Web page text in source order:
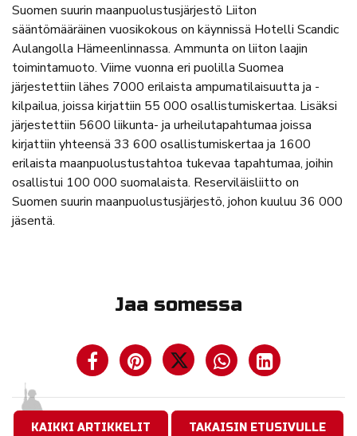
Suomen suurin maanpuolustusjärjestö Liiton
sääntömääräinen vuosikokous on käynnissä Hotelli Scandic
Aulangolla Hämeenlinnassa. Ammunta on liiton laajin
toimintamuoto. Viime vuonna eri puolilla Suomea
järjestettiin lähes 7000 erilaista ampumatilaisuutta ja -
kilpailua, joissa kirjattiin 55 000 osallistumiskertaa. Lisäksi
järjestettiin 5600 liikunta- ja urheilutapahtumaa joissa
kirjattiin yhteensä 33 600 osallistumiskertaa ja 1600
erilaista maanpuolustustahtoa tukevaa tapahtumaa, joihin
osallistui 100 000 suomalaista. Reserviläisliitto on
Suomen suurin maanpuolustusjärjestö, johon kuuluu 36 000
jäsentä.
Jaa somessa
KAIKKI ARTIKKELIT TAKAISIN ETUSIVULLE